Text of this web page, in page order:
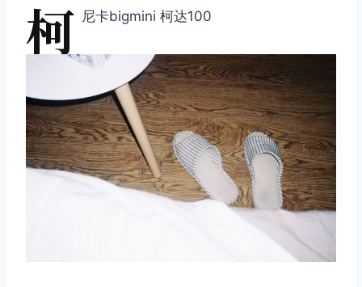
柯 尼卡bigmini 柯达100